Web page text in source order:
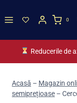
to
0
Reducerile de
Acasă – Magazin
semiprețioase –